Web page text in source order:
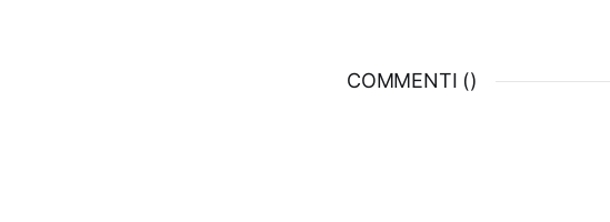
COMMENTI ()